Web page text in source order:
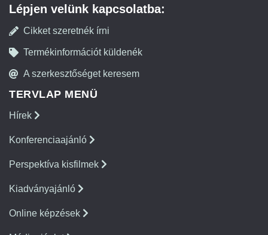
Lépjen velünk kapcsolatba:
Cikket szeretnék írni
Termékinformációt küldenék
A szerkesztőséget keresem
TERVLAP MENÜ
Hírek
Konferenciaajánló
Perspektíva kisfilmek
Kiadványajánló
Online képzések